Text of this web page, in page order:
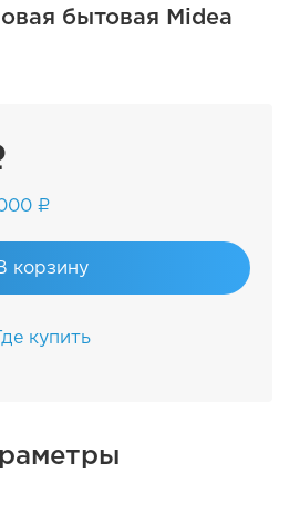
бытовая Midea
₽
корзину
купить